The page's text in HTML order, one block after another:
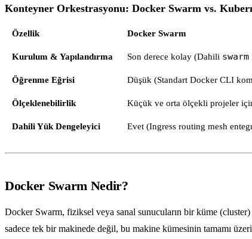
Konteyner Orkestrasyonu: Docker Swarm vs.
Özellik Docker Swarm
Kurulum & Yapılandırma Son derece kolay (Dahili
Öğrenme Eğrisi Düşük (Standart Docker CLI
Ölçeklenebilirlik Küçük ve orta ölçekli projeler
Dahili Yük Dengeleyici Evet (Ingress routing mesh
Docker Swarm Nedir?
Docker Swarm, fiziksel veya sanal sunucuların bir küme
sadece tek bir makinede değil, bu makine kümesinin tamamı